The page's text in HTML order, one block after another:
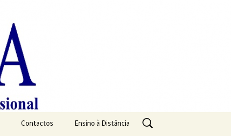
Contactos Ensino à Distância
Pesquisar
por: